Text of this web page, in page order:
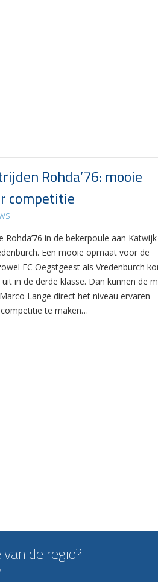
Rohda’76: mooie
competitie
Rohda’76 in de bekerpoule aan Katwijk
Een mooie opmaat voor de
FC Oegstgeest als Vredenburch
in de derde klasse. Dan kunnen de
Lange direct het niveau ervaren
te maken…
de regio?